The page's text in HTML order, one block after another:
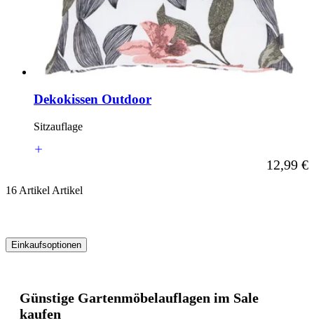
Einkaufsoptionen
springen
Dekokissen Outdoor
Sitzauflage
Ab
12,99 €
16 Artikel Artikel
Günstige Gartenmöbelauflagen im Sale
kaufen